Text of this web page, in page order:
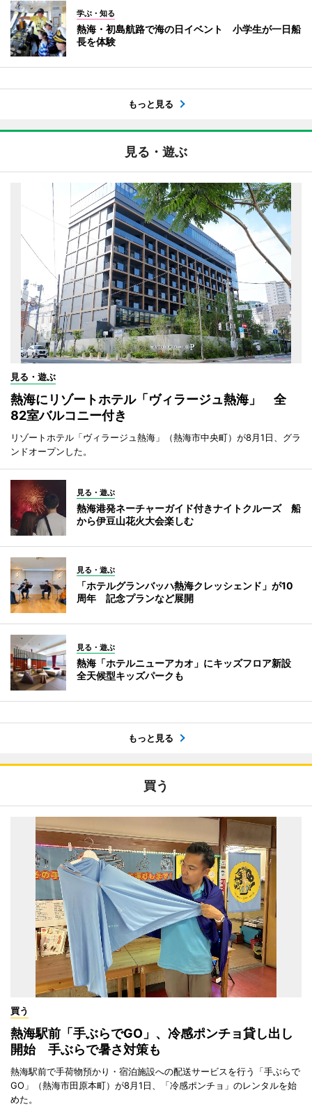
学ぶ・知る
熱海・初島航路で海の日イベント 小学生が一日船
長を体験
もっと見る
見る・遊ぶ
見る・遊ぶ
熱海にリゾートホテル「ヴィラージュ熱海」 全
82室バルコニー付き
リゾートホテル「ヴィラージュ熱海」（熱海市中央町）が8月1日、グラ
ンドオープンした。
見る・遊ぶ
熱海港発ネーチャーガイド付きナイトクルーズ 船
から伊豆山花火大会楽しむ
見る・遊ぶ
「ホテルグランバッハ熱海クレッシェンド」が10
周年 記念プランなど展開
見る・遊ぶ
熱海「ホテルニューアカオ」にキッズフロア新設
全天候型キッズパークも
もっと見る
買う
買う
熱海駅前「手ぶらでGO」、冷感ポンチョ貸し出し
開始 手ぶらで暑さ対策も
熱海駅前で手荷物預かり・宿泊施設への配送サービスを行う「手ぶらで
GO」（熱海市田原本町）が8月1日、「冷感ポンチョ」のレンタルを始
めた。